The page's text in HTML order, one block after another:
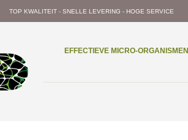
TOP KWALITEIT - SNELLE LEVERING - HOGE SERVICE
EFFECTIEVE MICRO-ORGANISMEN